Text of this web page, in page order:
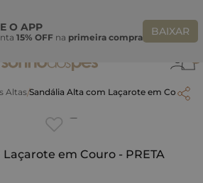
O APP
15% OFF na primeira compra BAIXAR
utilizando o código do seu vendedor*
AltasSandália Alta com Laçarote em Couro -
em Couro - PRETA